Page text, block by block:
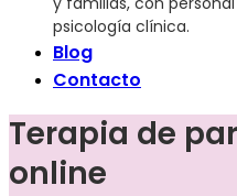
psicología clínica.
Blog
Contacto
Terapia de
online